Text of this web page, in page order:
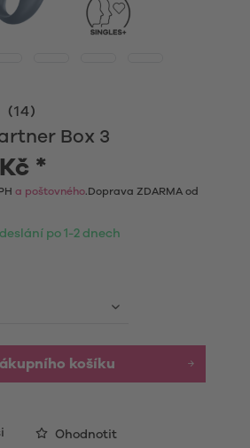
Box 3
(14)
*
a poštovného.Doprava ZDARMA od
po 1-2 dnech
košíku
Ohodnotit